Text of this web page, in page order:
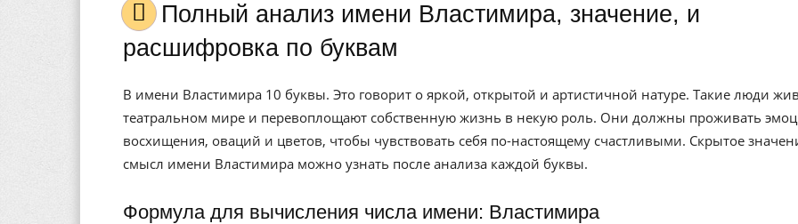
Полный анализ имени Властимира, значение, и
расшифровка по буквам
В имени Властимира 10 буквы. Это говорит о яркой, открытой и артистичной натуре. Такие люди
театральном мире и перевоплощают собственную жизнь в некую роль. Они должны проживать
восхищения, оваций и цветов, чтобы чувствовать себя по-настоящему счастливыми. Скрытое
смысл имени Властимира можно узнать после анализа каждой буквы.
Формула для вычисления числа имени: Властимира